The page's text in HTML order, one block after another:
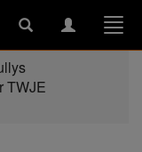
Toggle
Toggle
TWJE